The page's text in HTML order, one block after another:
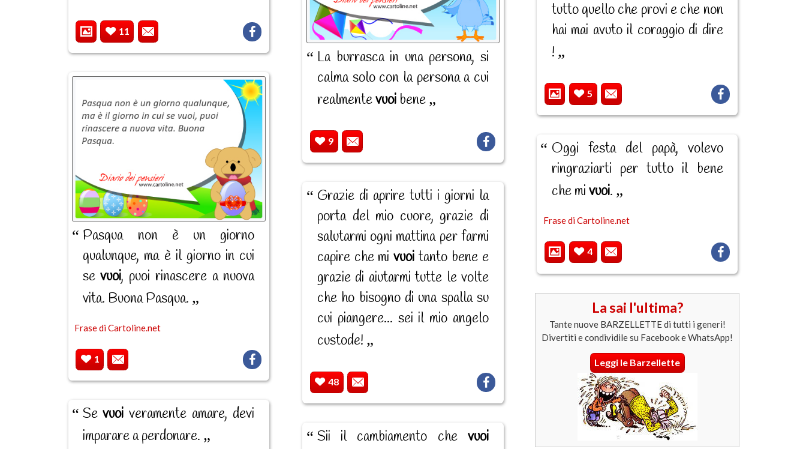
11
Pasqua non è un giorno
qualunque, ma è il giorno in cui
sevuoi, puoi rinascere a nuova
vita. Buona Pasqua.
Frase di Cartoline.net
1
Sevuoi veramente amare, devi
imparare a perdonare.
La burrasca in una persona, si
calma solo con la persona a cui
realmentevuoibene
9
Grazie di aprire tutti i giorni la
porta del mio cuore, grazie di
salutarmi ogni mattina per farmi
capire che mi vuoitanto bene e
grazie di aiutarmi tutte le volte
che ho bisogno di una spalla su
cui piangere... sei il mio angelo
custode!
48
Sii il cambiamento che vuoi
tutto quello che provi e che non
hai mai avuto il coraggio di dire
!
5
Oggi festa del papà, volevo
ringraziarti per tutto il bene
che mi vuoi.
Frase di Cartoline.net
4
La sai l'ultima?
Tante nuove BARZELLETTE di tutti i generi!
Divertiti e condividile su Facebook e WhatsApp!
Leggi le Barzellette